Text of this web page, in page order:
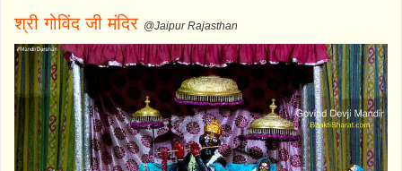
श्री गोविंद जी मंदिर @Jaipur Rajasthan